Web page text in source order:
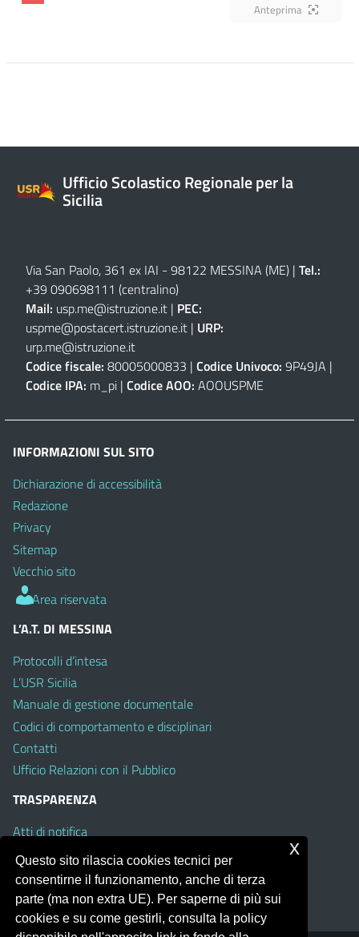
Anteprima
Ufficio Scolastico Regionale per la
Sicilia
Via San Paolo, 361 ex IAI - 98122 MESSINA (ME) | Tel.:
+39 090698111 (centralino)
Mail: usp.me@istruzione.it | PEC:
uspme@postacert.istruzione.it | URP:
urp.me@istruzione.it
Codice fiscale: 80005000833 | Codice Univoco: 9P49JA |
Codice IPA: m_pi | Codice AOO: AOOUSPME
INFORMAZIONI SUL SITO
Dichiarazione di accessibilità
Redazione
Privacy
Sitemap
Vecchio sito
Area riservata
L’A.T. DI MESSINA
Protocolli d’intesa
L’USR Sicilia
Manuale di gestione documentale
Codici di comportamento e disciplinari
Contatti
Ufficio Relazioni con il Pubblico
TRASPARENZA
Atti di notifica
Albo on line
Amministrazione Trasparente
Obiettivi di Accessibilità
Questo sito rilascia cookies tecnici per
consentirne il funzionamento, anche di terza
parte (ma non extra UE). Per saperne di più sui
cookies e su come gestirli, consulta la policy
x